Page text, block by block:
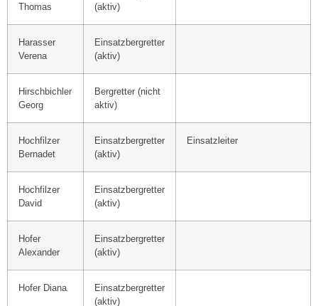
Thomas
(aktiv)
Harasser
Verena
Einsatzbergretter
(aktiv)
Hirschbichler
Georg
Bergretter (nicht
aktiv)
Hochfilzer
Bernadet
Einsatzbergretter
(aktiv)
Einsatzleiter
Hochfilzer
David
Einsatzbergretter
(aktiv)
Hofer
Alexander
Einsatzbergretter
(aktiv)
Hofer Diana
Einsatzbergretter
(aktiv)